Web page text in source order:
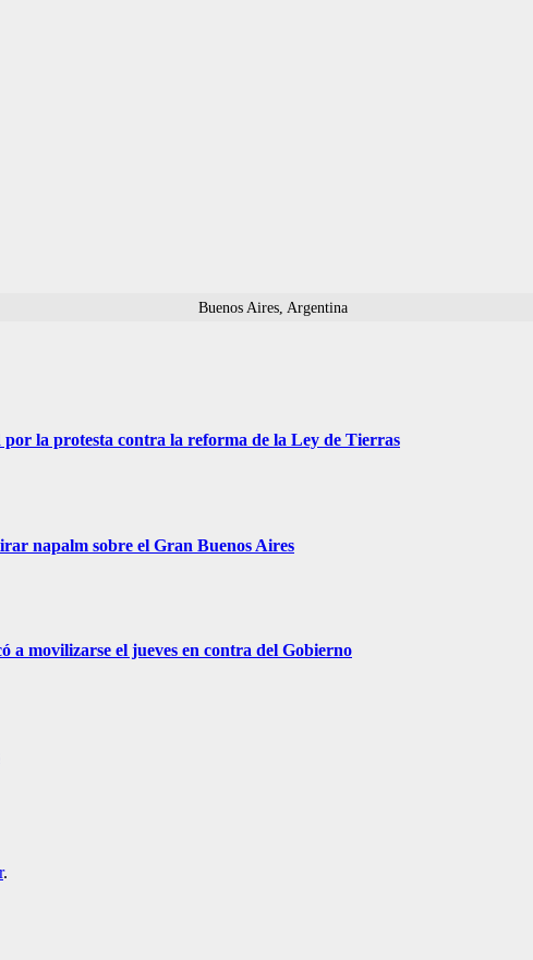
Buenos Aires, Argentina
la protesta contra la reforma de la Ley de Tierras
napalm sobre el Gran Buenos Aires
a movilizarse el jueves en contra del Gobierno
.